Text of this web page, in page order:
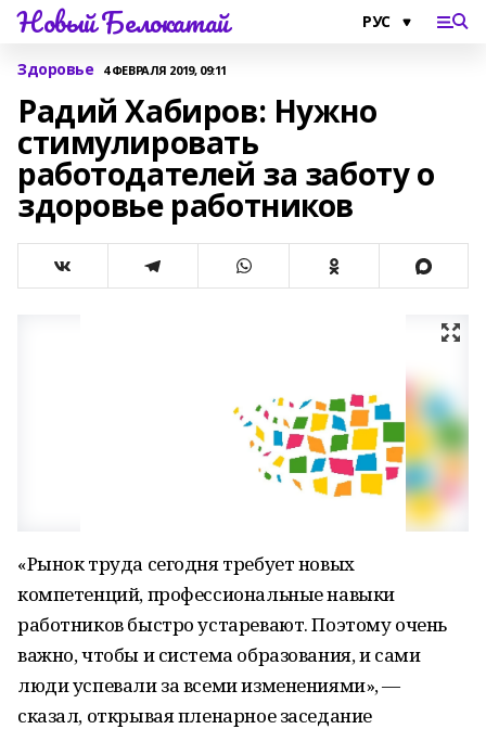
Новый Белокатай
Здоровье 4 ФЕВРАЛЯ 2019, 09:11
Радий Хабиров: Нужно
стимулировать
работодателей за заботу о
здоровье работников
«Рынок труда сегодня требует новых
компетенций, профессиональные навыки
работников быстро устаревают. Поэтому очень
важно, чтобы и система образования, и сами
люди успевали за всеми изменениями», —
сказал, открывая пленарное заседание